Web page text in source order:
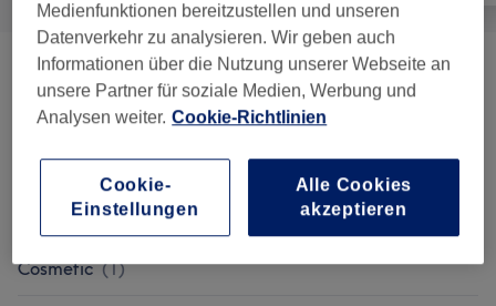
Medical Beauty - Apparative
Gesichtsbehandlungen (7 )
ab 99 €
Klassische Gesichtsbehandlungen –
ab 115 €
Klassische Gesichtsbehandlungen – Alex
Cosmetic (1)
Medienfunktionen bereitzustellen und unseren
Datenverkehr zu analysieren. Wir geben auch
Informationen über die Nutzung unserer Webseite an
unsere Partner für soziale Medien, Werbung und
Analysen weiter. Cookie-Richtlinien
Cookie-
Einstellungen
Alle Cookies
akzeptieren